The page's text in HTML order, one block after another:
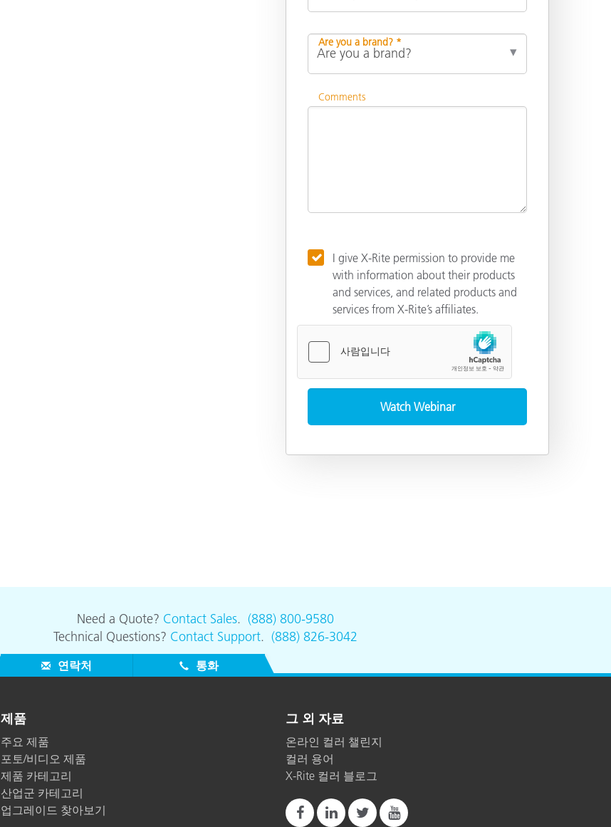
Are you a brand? *
Comments
I give X-Rite permission to provide me
with information about their products
and services, and related products and
services from X-Rite’s affiliates.
Need a Quote? Contact Sales. (888) 800-9580
Technical Questions? Contact Support. (888) 826-3042
연락처 통화
제품
주요 제품
포토/비디오 제품
제품 카테고리
산업군 카테고리
업그레이드 찾아보기
그 외 자료
온라인 컬러 챌린지
컬러 용어
X-Rite 컬러 블로그